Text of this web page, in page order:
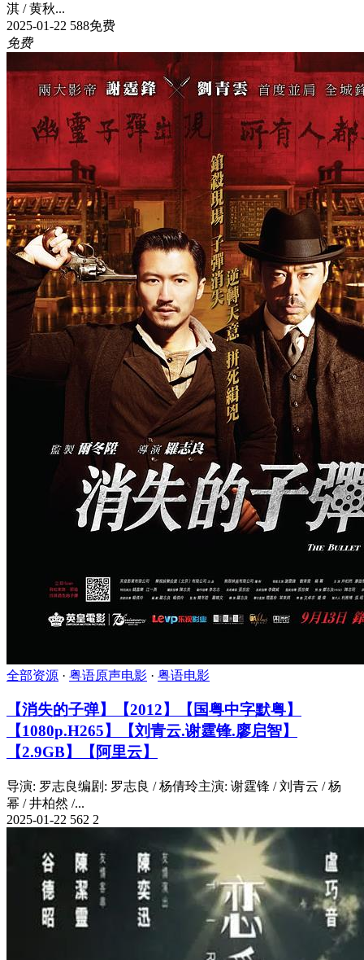
淇 / 黄秋...
2025-01-22 588免费
免费
全部资源 · 粤语原声电影 · 粤语电影
【消失的子弹】【2012】【国粤中字默粤】
【1080p.H265】【刘青云.谢霆锋.廖启智】
【2.9GB】【阿里云】
导演: 罗志良编剧: 罗志良 / 杨倩玲主演: 谢霆锋 / 刘青云 / 杨
幂 / 井柏然 /...
2025-01-22 562 2